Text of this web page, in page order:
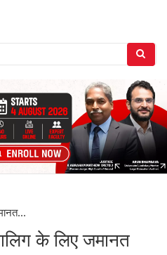
के लिए जमानत